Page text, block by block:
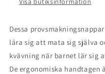
Dessa
lära sig att mata sig själva
kvävning när barnet lär sig
De ergonomiska